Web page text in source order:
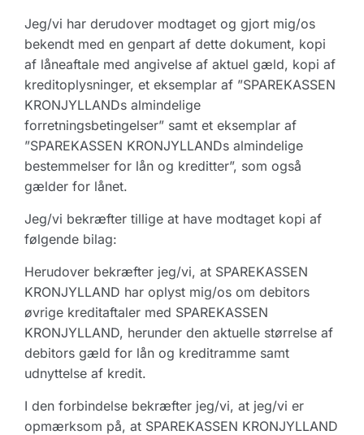
Jeg/vi har derudover modtaget og gjort mig/os
bekendt med en genpart af dette dokument, kopi
af låneaftale med angivelse af aktuel gæld, kopi af
kreditoplysninger, et eksemplar af ”SPAREKASSEN
KRONJYLLANDs almindelige
forretningsbetingelser” samt et eksemplar af
”SPAREKASSEN KRONJYLLANDs almindelige
bestemmelser for lån og kreditter”, som også
gælder for lånet.
Jeg/vi bekræfter tillige at have modtaget kopi af
følgende bilag:
Herudover bekræfter jeg/vi, at SPAREKASSEN
KRONJYLLAND har oplyst mig/os om debitors
øvrige kreditaftaler med SPAREKASSEN
KRONJYLLAND, herunder den aktuelle størrelse af
debitors gæld for lån og kreditramme samt
udnyttelse af kredit.
I den forbindelse bekræfter jeg/vi, at jeg/vi er
opmærksom på, at SPAREKASSEN KRONJYLLAND